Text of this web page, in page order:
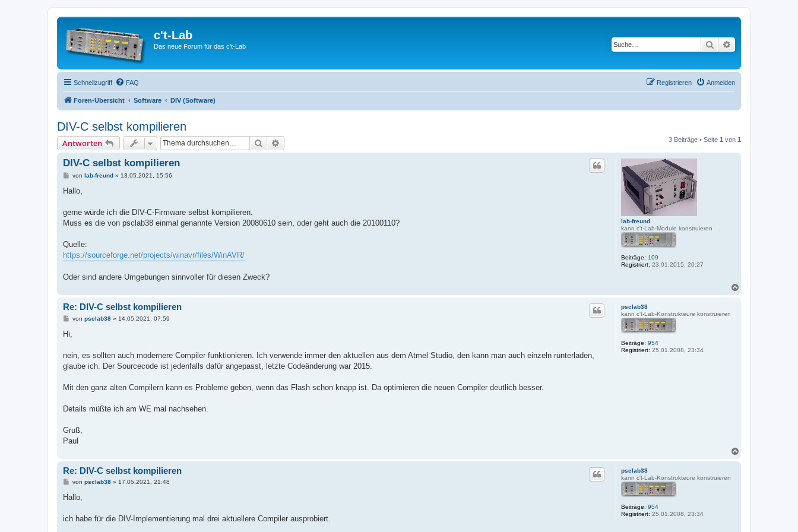
c't-Lab
Das neue Forum für das c't-Lab Suche
Schnellzugriff FAQ Anmelden
Registrieren
Foren-Übersicht Software DIV (Software)
DIV-C selbst kompilieren
Antworten Suche 3 Beiträge • Seite 1 von 1
lab-freund
kann c't-Lab-Module konstruieren
Beiträge: 109
Registriert: 23.01.2015, 20:27
DIV-C selbst kompilieren
B
i
a
von lab-freund» 13.05.2021, 15:56
Hallo,
gerne würde ich die DIV-C-Firmware selbst kompilieren.
Muss es die von psclab38 einmal genannte Version 20080610 sein, oder geht auch die 20100110?
Quelle:
https://sourceforge.net/projects/winavr/files/WinAVR/
Oder sind andere Umgebungen sinnvoller für diesen Zweck?
psclab38
kann c't-Lab-Konstrukteure konstruieren
Beiträge: 954
Registriert: 25.01.2008, 23:34
Re: DIV-C selbst kompilieren
B
t
a
von psclab38» 14.05.2021, 07:59
Hi,
nein, es sollten auch modernere Compiler funktionieren. Ich verwende immer den aktuellen aus dem Atmel Studio, den kann man auch einzeln runterladen,
glaube ich. Der Sourcecode ist jedenfalls dafür angepasst, letzte Codeänderung war 2015.
Mit den ganz alten Compilern kann es Probleme geben, wenn das Flash schon knapp ist. Da optimieren die neuen Compiler deutlich besser.
Details müßte ich am WE mal nachsehen.
Gruß,
Paul
psclab38
kann c't-Lab-Konstrukteure konstruieren
Beiträge: 954
Registriert: 25.01.2008, 23:34
Re: DIV-C selbst kompilieren
B
i
a
von psclab38» 17.05.2021, 21:48
Hallo,
ich habe für die DIV-Implementierung mal drei aktuellere Compiler ausprobiert.